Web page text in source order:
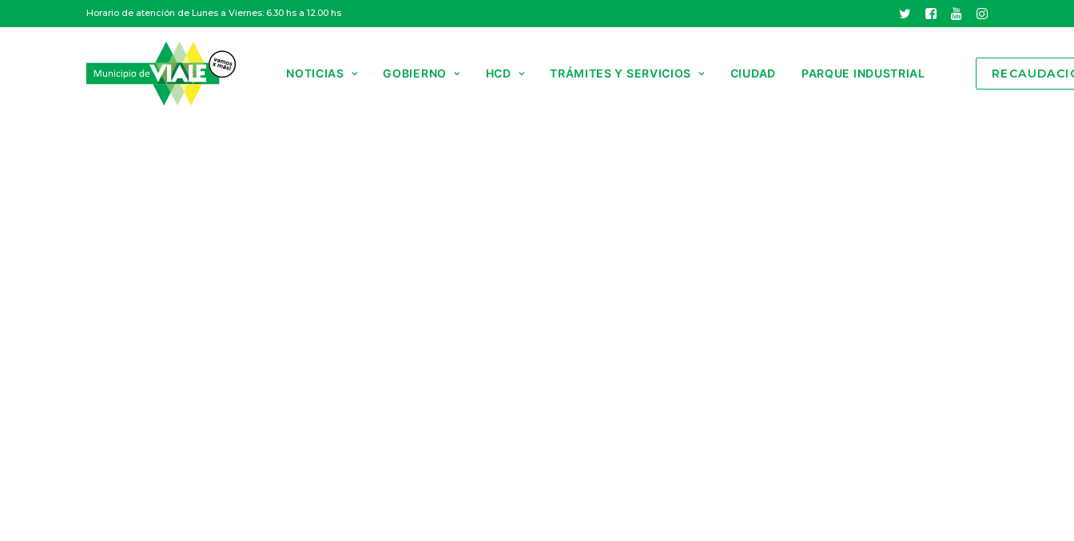
Horario de atención de Lunes a Viernes: 6.30 hs a 12.00 hs
NOTICIAS GOBIERNO HCD TRÁMITES Y SERVICIOS CIUDAD PARQUE INDUSTRIAL